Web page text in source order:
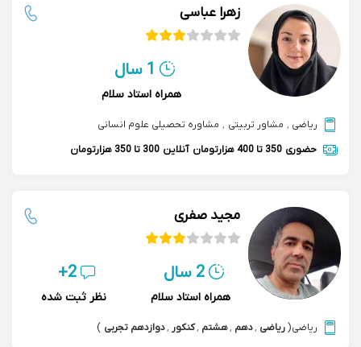
زهرا عباسی
1 سال
همراه استاد سلام
ریاضی , مشاور تربیتی , مشاوره تحصیلی علوم انسانی
حضوری 350 تا 400 هزارتومان آنلاین 300 تا 350 هزارتومان
مجید صفری
2 سال
همراه استاد سلام
2+
نظر ثبت شده
ریاضی(ریاضی ,دهم ,هشتم ,کنکور ,دوازدهم تجربی )